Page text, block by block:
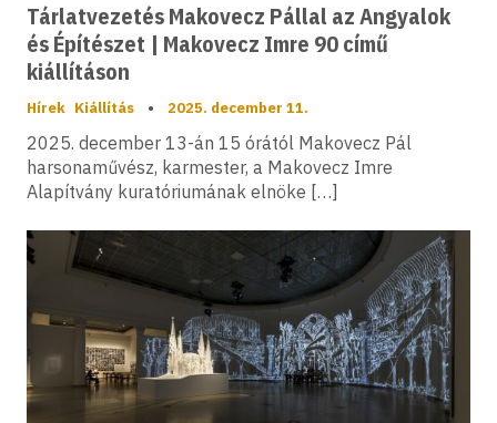
Tárlatvezetés Makovecz Pállal az Angyalok
és Építészet | Makovecz Imre 90 című
kiállításon
Hírek Kiállítás • 2025. december 11.
2025. december 13-án 15 órától Makovecz Pál
harsonaművész, karmester, a Makovecz Imre
Alapítvány kuratóriumának elnöke […]